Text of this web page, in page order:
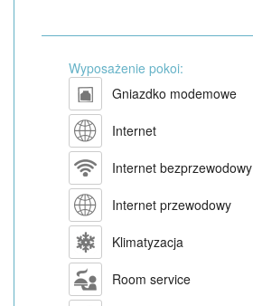
Wyposażenie pokoi:
Gniazdko modemowe
Internet
Internet bezprzewodowy
Internet przewodowy
Klimatyzacja
Room service